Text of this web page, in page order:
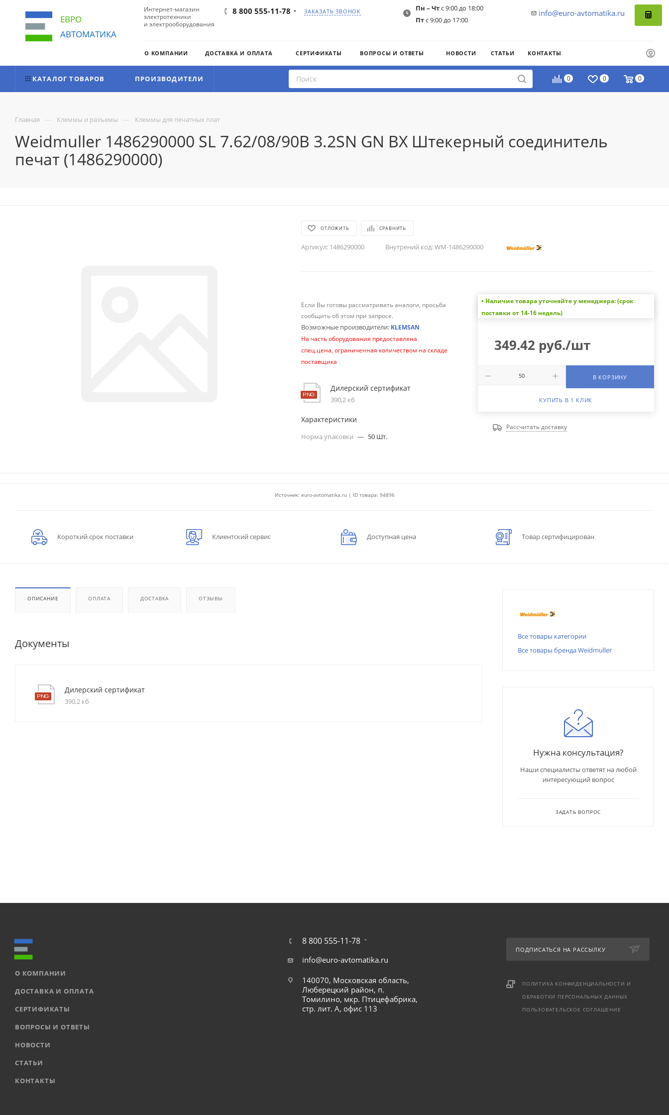
ЕВРО
АВТОМАТИКА
Интернет-магазин
электротехники
и электрооборудования
8 800 555-11-78 ЗАКАЗАТЬ ЗВОНОК info@euro-avtomatika.ru
Пн – Чтс 9:00 до 18:00
Птс 9:00 до 17:00
О КОМПАНИИ ДОСТАВКА И ОПЛАТА СЕРТИФИКАТЫ ВОПРОСЫ И ОТВЕТЫ НОВОСТИ СТАТЬИ КОНТАКТЫ
0 0 0
КАТАЛОГ ТОВАРОВ ПРОИЗВОДИТЕЛИ
Главная — Клеммы и разъемы — Клеммы для печатных плат
Weidmuller 1486290000 SL 7.62/08/90B 3.2SN GN BX Штекерный соединитель
печат (1486290000)
ОТЛОЖИТЬ СРАВНИТЬ
Артикул: 1486290000 Внутрений код:WM-1486290000
Если Вы готовы рассматривать аналоги, просьба
сообщить об этом при запросе.
Возможные производители: KLEMSAN
На часть оборудования предоставлена
спец.цена, ограниченная количеством на складе
поставщика
Дилерский сертификат
390,2 кб
Характеристики
Норма упаковки — 50 Шт.
• Наличие товара уточняйте у менеджера: (срок
поставки от 14-16 недель)
349.42 руб./шт
В КОРЗИНУ
КУПИТЬ В 1 КЛИК
Рассчитать доставку
Источник: euro-avtomatika.ru | ID товара: 94896
Короткий срок поставки Клиентский сервис Доступная цена Товар сертифицирован
ОПИСАНИЕ ОПЛАТА ДОСТАВКА ОТЗЫВЫ
Документы
Дилерский сертификат
390,2 кб
Все товары категории
Все товары бренда Weidmuller
Нужна консультация?
Наши специалисты ответят на любой
интересующий вопрос
ЗАДАТЬ ВОПРОС
О КОМПАНИИ
ДОСТАВКА И ОПЛАТА
СЕРТИФИКАТЫ
ВОПРОСЫ И ОТВЕТЫ
НОВОСТИ
СТАТЬИ
КОНТАКТЫ
8 800 555-11-78
info@euro-avtomatika.ru
140070, Московская область,
Люберецкий район, п.
Томилино, мкр. Птицефабрика,
стр. лит. А, офис 113
ПОДПИСАТЬСЯ НА РАССЫЛКУ
ПОЛИТИКА КОНФИДЕНЦИАЛЬНОСТИ И
ОБРАБОТКИ ПЕРСОНАЛЬНЫХ ДАННЫХ
ПОЛЬЗОВАТЕЛЬСКОЕ СОГЛАШЕНИЕ